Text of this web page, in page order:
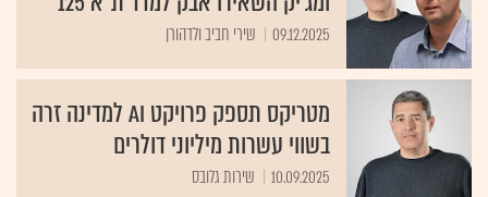
09.12.2025 שירי חביב ולדהורן
מטריקס תספק פרויקט AI למדינה זרה
בשווי עשרות מיליוני דולרים
10.09.2025 שירות גלובס